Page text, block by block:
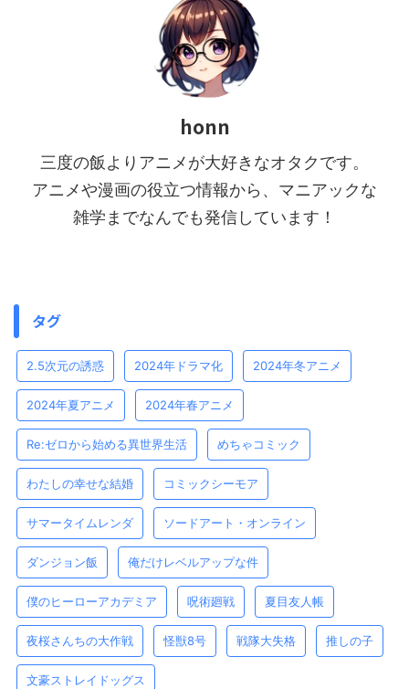
honn
三度の飯よりアニメが大好きなオタクです。
アニメや漫画の役立つ情報から、マニアックな
雑学までなんでも発信しています！
タグ
2.5次元の誘惑 2024年ドラマ化 2024年冬アニメ
2024年夏アニメ 2024年春アニメ
Re:ゼロから始める異世界生活 めちゃコミック
わたしの幸せな結婚 コミックシーモア
サマータイムレンダ ソードアート・オンライン
ダンジョン飯 俺だけレベルアップな件
僕のヒーローアカデミア 呪術廻戦 夏目友人帳
夜桜さんちの大作戦 怪獣8号 戦隊大失格 推しの子
文豪ストレイドッグス